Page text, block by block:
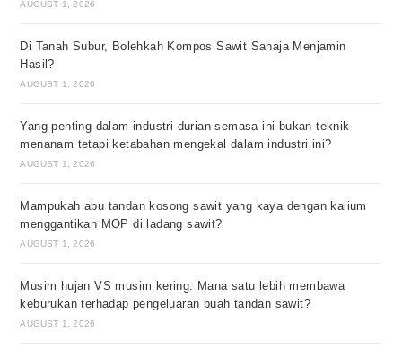
AUGUST 1, 2026
Di Tanah Subur, Bolehkah Kompos Sawit Sahaja Menjamin
Hasil?
AUGUST 1, 2026
Yang penting dalam industri durian semasa ini bukan teknik
menanam tetapi ketabahan mengekal dalam industri ini?
AUGUST 1, 2026
Mampukah abu tandan kosong sawit yang kaya dengan kalium
menggantikan MOP di ladang sawit?
AUGUST 1, 2026
Musim hujan VS musim kering: Mana satu lebih membawa
keburukan terhadap pengeluaran buah tandan sawit?
AUGUST 1, 2026